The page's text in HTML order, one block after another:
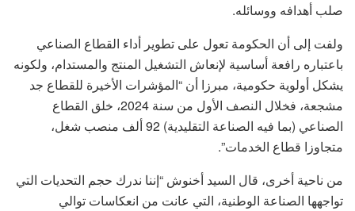
صلب أهدافه ووسائله.
ولفت إلى أن الحكومة تعول على تطوير أداء القطاع الصناعي
باعتباره رافعة أساسية لإنعاش التشغيل المنتج والمستدام، ولكونه
يشكل أولوية حكومية، مبرزا أن “المؤشرات الأخيرة للقطاع جد
مشجعة، فخلال النصف الأول من سنة 2024، خلق القطاع
الصناعي (بما فيه الصناعة التقليدية) 92 ألف منصب شغل،
متجاوزا قطاع الخدمات”.
من ناحية أخرى، قال السيد أخنوش “إننا ندرك حجم التحديات التي
تواجهها الصناعة الوطنية، التي عانت من انعكاسات توالي